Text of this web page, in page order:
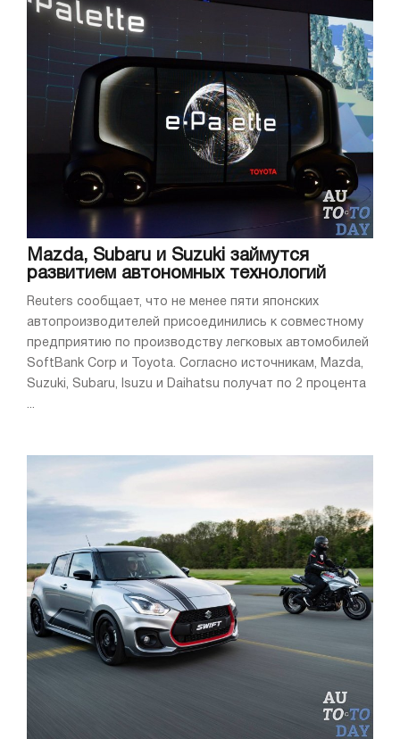
Mazda, Subaru и Suzuki займутся
развитием автономных технологий
Reuters сообщает, что не менее пяти японских
автопроизводителей присоединились к совместному
предприятию по производству легковых автомобилей
SoftBank Corp и Toyota. Согласно источникам, Mazda,
Suzuki, Subaru, Isuzu и Daihatsu получат по 2 процента
...